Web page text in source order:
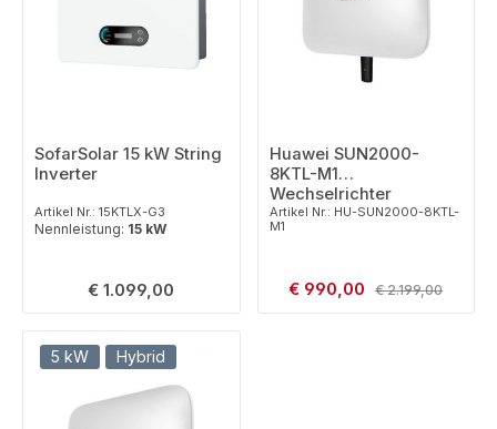
SofarSolar 15 kW String
Inverter
Artikel Nr.: 15KTLX-G3
Nennleistung: 15 kW
Regulärer Preis:
€ 1.099,00
Huawei SUN2000-
8KTL-M1
Wechselrichter
Artikel Nr.: HU-SUN2000-8KTL-
M1
Verkaufspreis:
€ 990,00 Regulärer Preis:
€ 2.199,00
5 kW Hybrid